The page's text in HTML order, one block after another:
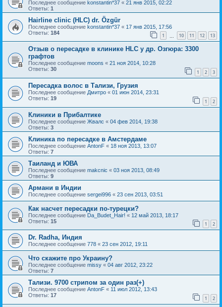
Последнее сообщение konstantin*37 « 21 янв 2015, 02:22
Ответы: 1
Hairline clinic (HLC) dr. Özgür
Последнее сообщение konstantin*37 « 17 янв 2015, 17:56
Ответы: 184 1 10 11 12 13
Отзыв о пересадке в клинике HLC у др. Озгюра: 3300
графтов
Последнее сообщение moons « 21 ноя 2014, 10:28
Ответы: 30 1 2 3
Пересадка волос в Тализи, Грузия
Последнее сообщение Дмитро « 01 июн 2014, 23:31
Ответы: 19 1 2
Клиники в Прибалтике
Последнее сообщение Жвалс « 04 фев 2014, 19:38
Ответы: 3
Клиника по пересадке в Амстердаме
Последнее сообщение AntonF « 18 ноя 2013, 13:07
Ответы: 7
Таиланд и ЮВА
Последнее сообщение makcnic « 03 ноя 2013, 08:49
Ответы: 9
Армани в Индии
Последнее сообщение sergei996 « 23 сен 2013, 03:51
Как насчет пересадки по-турецки?
Последнее сообщение Da_Budet_Hair! « 12 май 2013, 18:17
Ответы: 15 1 2
Dr. Radha, Индия
Последнее сообщение 778 « 23 сен 2012, 19:11
Что скажите про Украину?
Последнее сообщение missy « 04 авг 2012, 23:22
Ответы: 7
Тализи. 9700 стрипом за один раз(+)
Последнее сообщение AntonF « 11 июл 2012, 13:43
Ответы: 17 1 2